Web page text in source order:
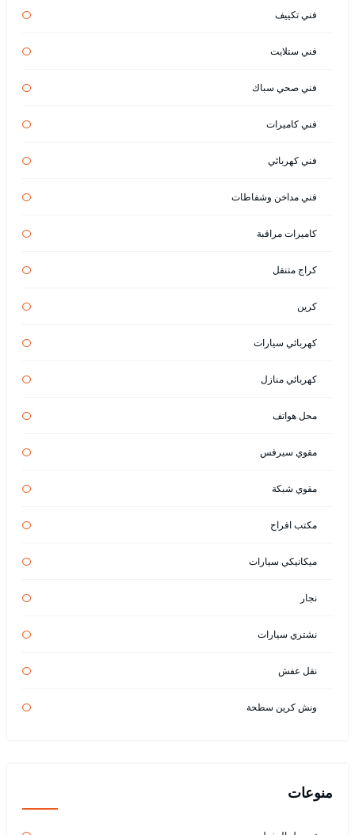
فني تكييف
فني ستلايت
فني صحي سباك
فني كاميرات
فني كهربائي
فني مداخن وشفاطات
كاميرات مراقبة
كراج متنقل
كرين
كهربائي سيارات
كهربائي منازل
محل هواتف
مقوي سيرفس
مقوي شبكة
مكتب افراح
ميكانيكي سيارات
نجار
نشتري سيارات
نقل عفش
ونش كرين سطحة
منوعات